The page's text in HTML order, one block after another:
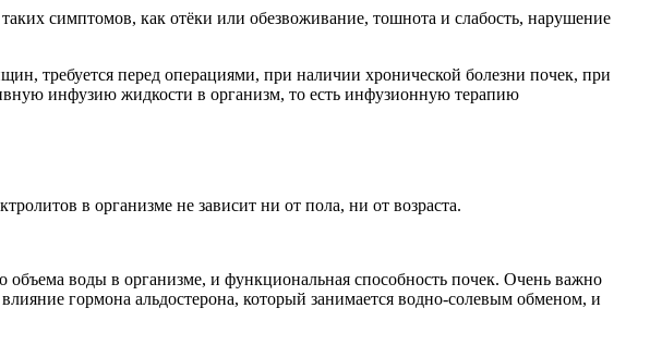
симптомов, как отёки или обезвоживание, тошнота и слабость, нарушение
требуется перед операциями, при наличии хронической болезни почек, при
инфузию жидкости в организм, то есть инфузионную терапию
в организме не зависит ни от пола, ни от возраста.
объема воды в организме, и функциональная способность почек. Очень важно
гормона альдостерона, который занимается водно-солевым обменом, и